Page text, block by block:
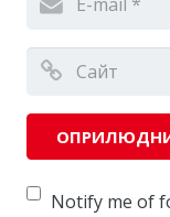
Notify me of